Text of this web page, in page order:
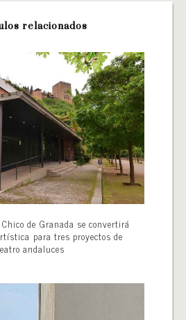
relacionados
de Granada se convertirá
para tres proyectos de
andaluces